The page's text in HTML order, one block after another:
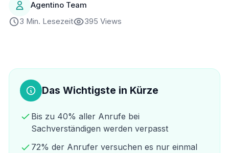
Agentino Team
3 Min. Lesezeit
395 Views
Das Wichtigste in Kürze
Bis zu 40% aller Anrufe bei
Sachverständigen werden verpasst
72% der Anrufer versuchen es nur einmal